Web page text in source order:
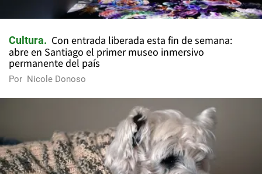
Cultura
Con entrada liberada esta fin de semana:
abre en Santiago el primer museo inmersivo
permanente del país
Por Nicole Donoso